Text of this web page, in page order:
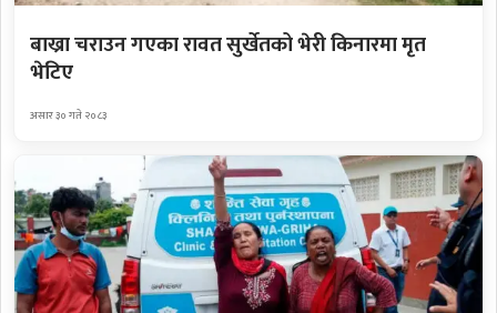
बाख्रा चराउन गएका रावत सुर्खेतको भेरी किनारमा मृत
भेटिए
असार ३० गते २०८३